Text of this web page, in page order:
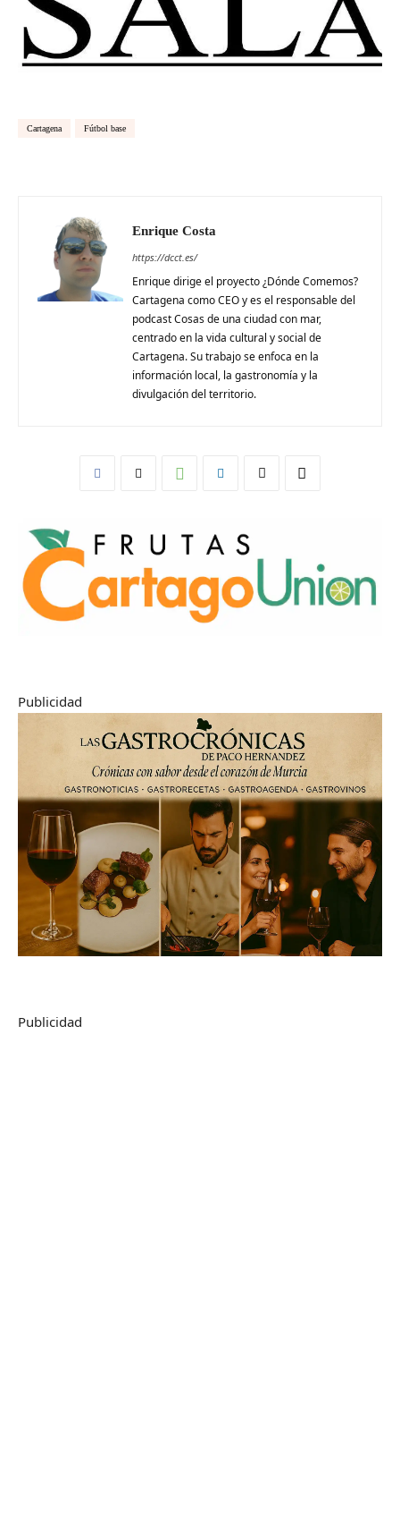
Cartagena Fútbol base
Enrique Costa
https://dcct.es/
Enrique dirige el proyecto ¿Dónde Comemos?
Cartagena como CEO y es el responsable del
podcast Cosas de una ciudad con mar,
centrado en la vida cultural y social de
Cartagena. Su trabajo se enfoca en la
información local, la gastronomía y la
divulgación del territorio.
Publicidad
Publicidad